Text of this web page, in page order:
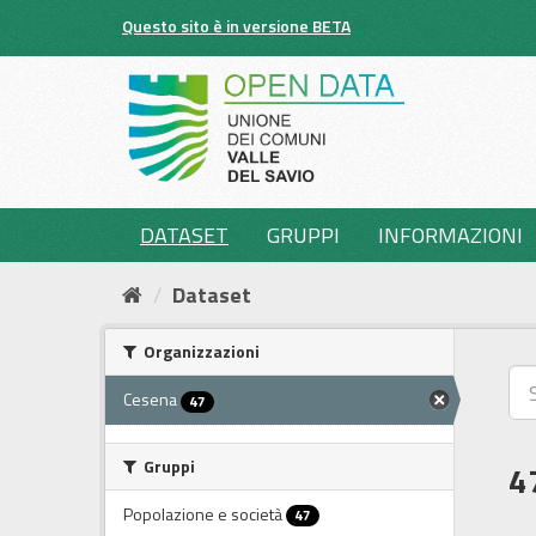
Questo sito è in versione BETA
DATASET GRUPPI
INFORMAZIONI
Dataset
Organizzazioni
Cesena 47
Gruppi
Popolazione e società 47